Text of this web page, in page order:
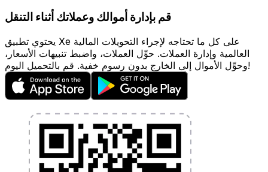
قم بإدارة أموالك وعملاتك أثناء التنقل
يحتوي تطبيق Xe على كل ما تحتاجه لإجراء التحويلات المالية
العالمية وإدارة العملات. حوِّل العملات، واضبط تنبيهات الأسعار،
وحوِّل الأموال إلى الخارج بدون رسوم خفية. قم بالتحميل اليوم!